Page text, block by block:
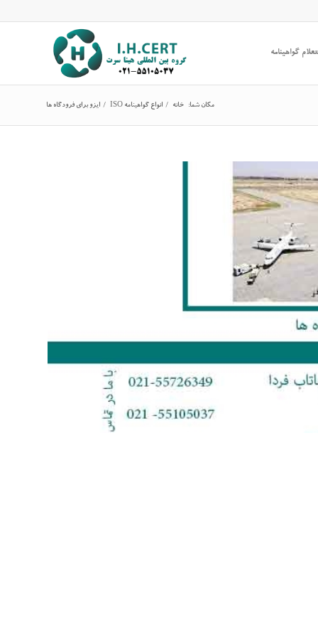
گواهینامه
مکان شما: خانه / انواع گواهینامه ISO / ایزو برای فرودگاه ها